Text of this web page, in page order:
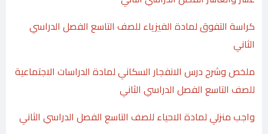
كراسة التفوق لمادة الفيزياء للصف التاسع الفصل الدراسي
الثاني
ملخص وشرح درس الانفجار السكاني لمادة الدراسات الاجتماعية
للصف التاسع الفصل الدراسي الثاني
واجب منزلي لمادة الاحياء للصف التاسع الفصل الدراسي الثاني